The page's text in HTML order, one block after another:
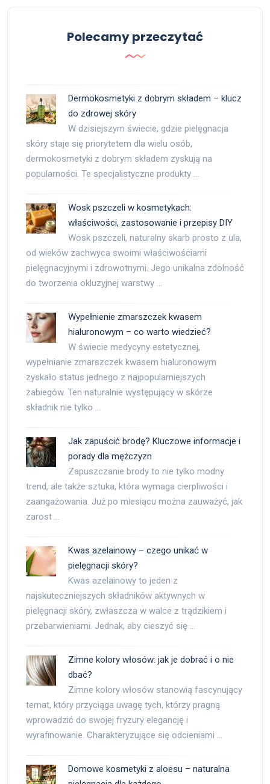
Polecamy przeczytać
Dermokosmetyki z dobrym składem – klucz
do zdrowej skóry
W dzisiejszym świecie, gdzie pielęgnacja
skóry staje się priorytetem dla wielu osób,
dermokosmetyki z dobrym składem zyskują na
popularności. Te specjalistyczne produkty …
Wosk pszczeli w kosmetykach:
właściwości, zastosowanie i przepisy DIY
Wosk pszczeli, naturalny skarb prosto z ula,
od wieków zachwyca swoimi właściwościami
pielęgnacyjnymi i zdrowotnymi. Jego unikalna zdolność
do tworzenia okluzyjnej warstwy …
Wypełnienie zmarszczek kwasem
hialuronowym – co warto wiedzieć?
W świecie medycyny estetycznej,
wypełnianie zmarszczek kwasem hialuronowym
zyskało status jednego z najpopularniejszych
zabiegów. Ten naturalnie występujący w skórze
składnik nie tylko …
Jak zapuścić brodę? Kluczowe informacje i
porady dla mężczyzn
Zapuszczanie brody to nie tylko modny
trend, ale także sztuka, która wymaga cierpliwości i
zaangażowania. Już po miesiącu można zauważyć, jak
zarost …
Kwas azelainowy – czego unikać w
pielęgnacji skóry?
Kwas azelainowy to jeden z
najskuteczniejszych składników aktywnych w
pielęgnacji skóry, zwłaszcza w walce z trądzikiem i
przebarwieniami. Jednak, aby cieszyć się …
Zimne kolory włosów: jak je dobrać i o nie
dbać?
Zimne kolory włosów stanowią fascynujący
temat, który przyciąga uwagę tych, którzy pragną
wprowadzić do swojej fryzury elegancję i
wyrafinowanie. Charakteryzujące się odcieniami …
Domowe kosmetyki z aloesu – naturalna